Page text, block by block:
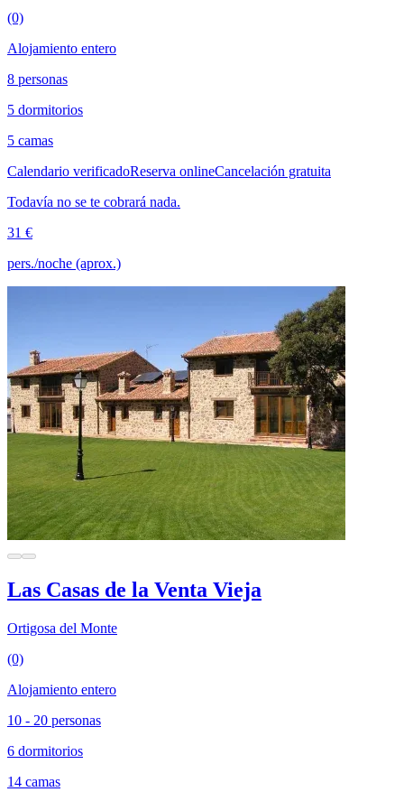
(0)
Alojamiento entero
8 personas
5 dormitorios
5 camas
Calendario verificadoReserva onlineCancelación gratuita
Todavía no se te cobrará nada.
31 €
pers./noche (aprox.)
Las Casas de la Venta Vieja
Ortigosa del Monte
(0)
Alojamiento entero
10 - 20 personas
6 dormitorios
14 camas